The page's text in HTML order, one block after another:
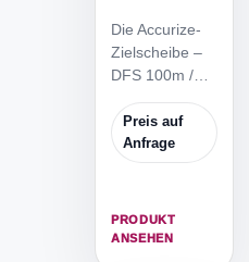
Die Accurize-
Zielscheibe –
DFS 100m /
reduzierte
Zielscheibe,
um von 5m
trainieren.
Preis auf
Anfrage
PRODUKT
ANSEHEN